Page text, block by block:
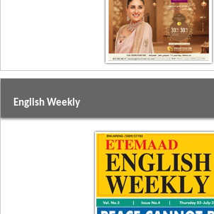
English Weekly